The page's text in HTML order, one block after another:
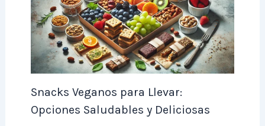
Snacks Veganos para Llevar:
Opciones Saludables y Deliciosas